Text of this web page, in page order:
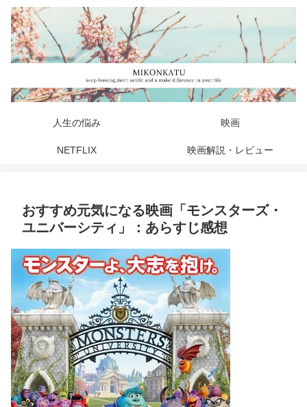
人生の悩み 映画
NETFLIX 映画解説・レビュー
おすすめ元気になる映画「モンスターズ・
ユニバーシティ」：あらすじ感想